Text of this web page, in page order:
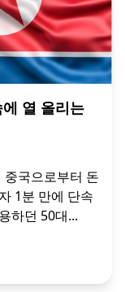
열 올리는
중국으로부터 돈
1분 만에 단속
하던 50대...